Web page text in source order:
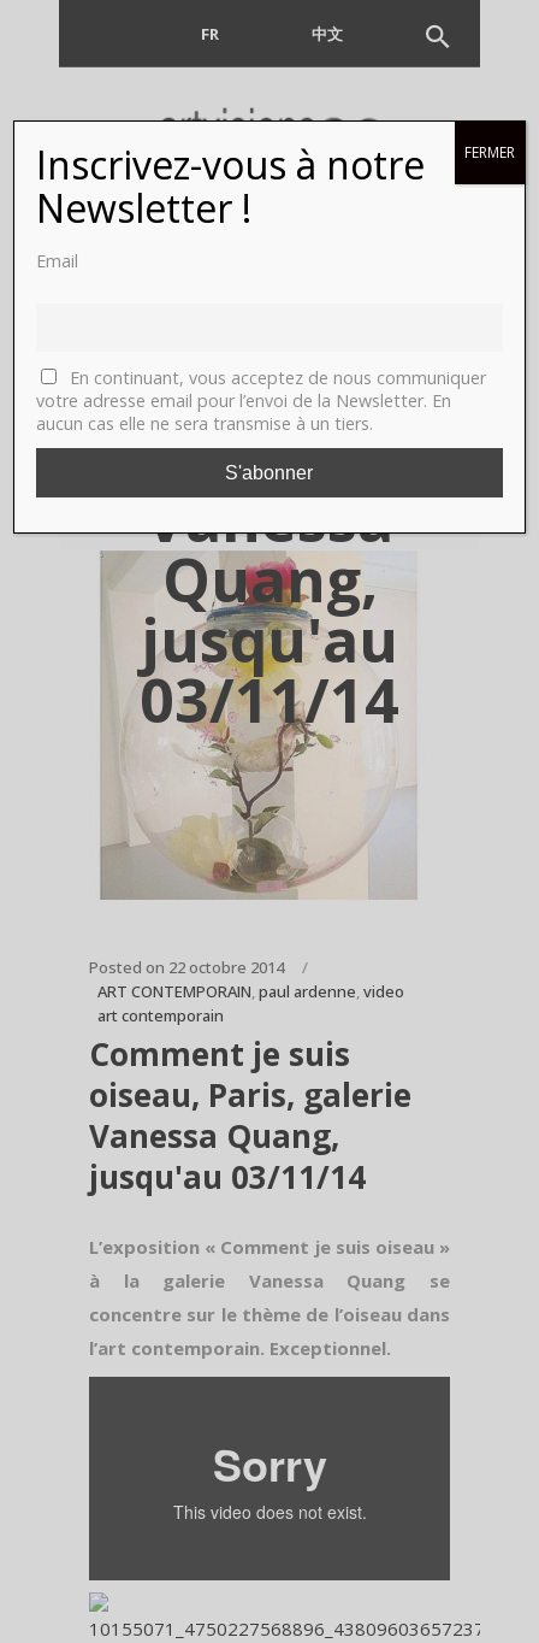
FR 中文
Comment
Paris,
galerie
Vanessa
Quang,
jusqu'au
03/11/14
Posted on 22 octobre 2014
ART CONTEMPORAIN,paul ardenne,video
art contemporain
Comment je suis
oiseau, Paris, galerie
Vanessa Quang,
jusqu'au 03/11/14
L’exposition « Comment je suis oiseau »
à la galerie Vanessa Quang se
concentre sur le thème de l’oiseau dans
l’art contemporain. Exceptionnel.
Inscrivez-vous à notre
Newsletter !
Email
En continuant, vous acceptez de nous communiquer
votre adresse email pour l’envoi de la Newsletter. En
aucun cas elle ne sera transmise à un tiers.
FERMER